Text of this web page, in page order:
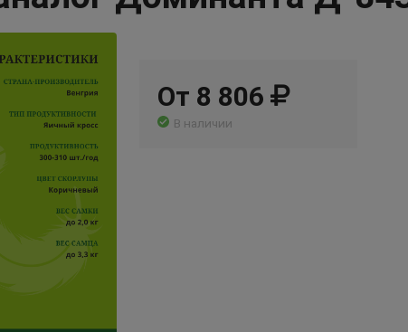
От 8 806
В наличии